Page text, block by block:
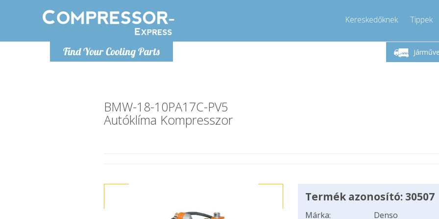
Find Your Cooling Parts
Kereskedőknek Tippek
Hétfő-Péntek 9-17
Hívjon!
BMW-18-10PA17C-PV5
Autóklíma Kompresszor
Termék azonosító: 30507
Márka:
Denso